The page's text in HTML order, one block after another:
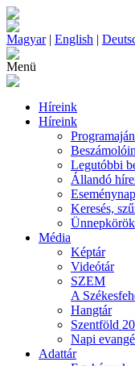
Magyar| English |
Menü
Híreink
Híreink
Legutóbbi
Állandó
Keresés,
Ünnepkörök
Média
Képtár
Videótár
SZEM
A
Hangtár
Szentföld
Napi
Adattár